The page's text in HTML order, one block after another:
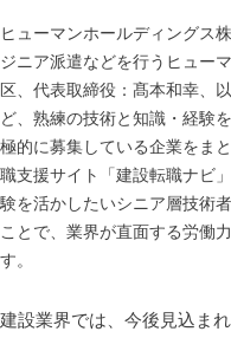
ヒューマンホールディングス
ジニア派遣などを行うヒュー
区、代表取締役：髙本和幸、
ど、熟練の技術と知識・経験
極的に募集している企業をま
職支援サイト「建設転職ナビ
験を活かしたいシニア層技術
ことで、業界が直面する労働
す。
建設業界では、今後見込ま